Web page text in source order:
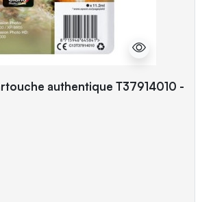
authentique T37914010 -